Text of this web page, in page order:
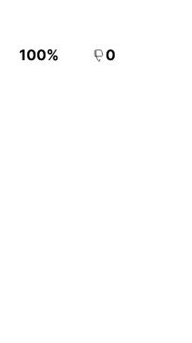
100% 0